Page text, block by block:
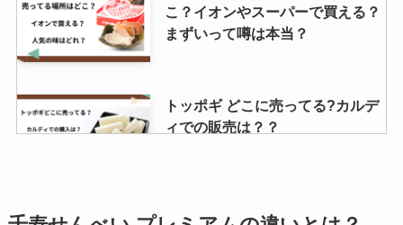
こ？イオンやスーパーで買える？
まずいって噂は本当？
トッポギ どこに売ってる?カルデ
ィでの販売は？？
透明醤油カルディやイオンでの取